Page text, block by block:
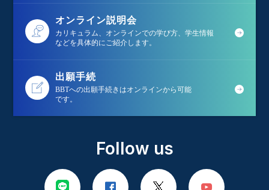
オンライン説明会
カリキュラム、オンラインでの学び方、学生情報
などを具体的にご紹介します。
出願手続
BBTへの出願手続きはオンラインから可能
です。
Follow us